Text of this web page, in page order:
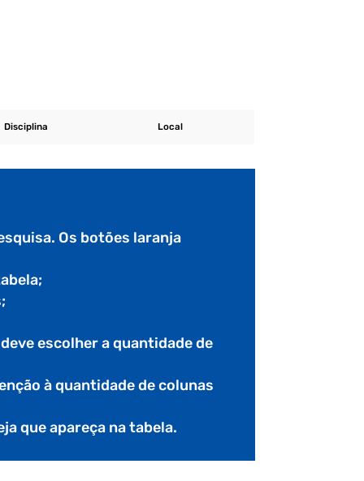
Disciplina Local
Os botões laranja
escolher a quantidade de
à quantidade de colunas
que apareça na tabela.